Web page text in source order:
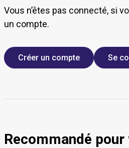
Vous n’êtes pas connecté, si
un compte.
Créer un compte Se
Recommandé pour